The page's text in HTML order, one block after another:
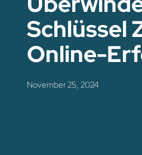
Schlüssel
Online-
November 25, 2024